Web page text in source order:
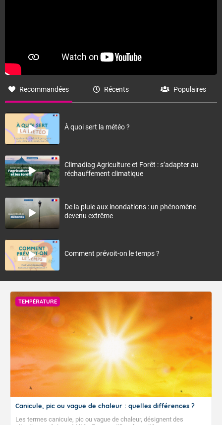
Recommandées Récents Populaires
À quoi sert la météo ?
Climadiag Agriculture et Forêt : s’adapter au
réchauffement climatique
De la pluie aux inondations : un phénomène
devenu extrême
Comment prévoit-on le temps ?
TEMPÉRATURE
Canicule, pic ou vague de chaleur : quelles différences ?
Les termes canicule, pic ou vague de chaleur, désignent des